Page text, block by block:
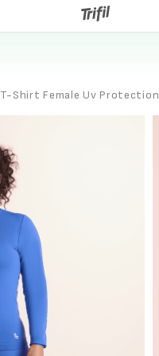
T-Shirt Female Uv Protection